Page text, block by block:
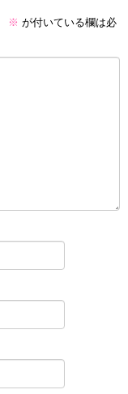
※ が付いている欄は必